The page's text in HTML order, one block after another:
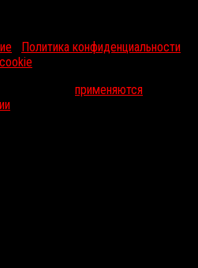
Политика конфиденциальности
применяются